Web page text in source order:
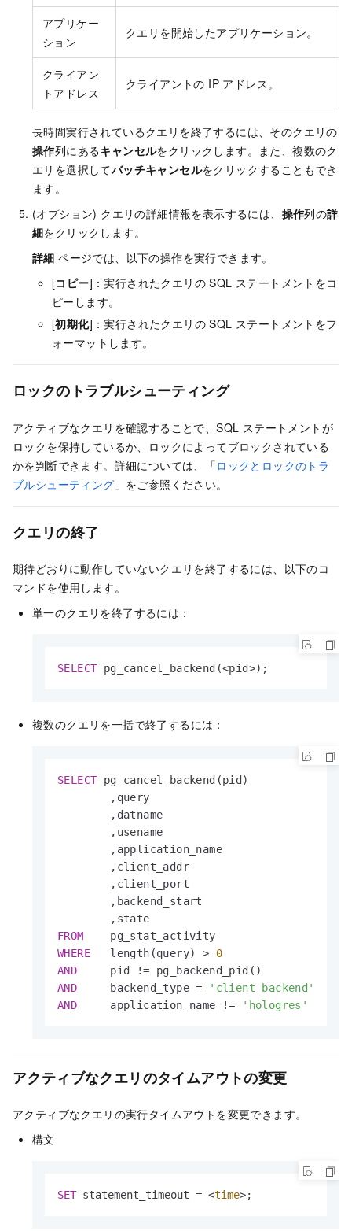
アプリケー
ション
クエリを開始したアプリケーション。
クライアン
トアドレス
クライアントの IP アドレス。
長時間実行されているクエリを終了するには、そのクエリの
操作列にあるキャンセルをクリックします。また、複数のク
エリを選択してバッチキャンセルをクリックすることもでき
ます。
(オプション) クエリの詳細情報を表示するには、 操作列の詳
細をクリックします。
詳細 ページでは、以下の操作を実行できます。
[コピー]：実行されたクエリの SQL ステートメントをコ
ピーします。
[初期化]：実行されたクエリの SQL ステートメントをフ
ォーマットします。
ロックのトラブルシューティング
アクティブなクエリを確認することで、SQL ステートメントが
ロックを保持しているか、ロックによってブロックされている
かを判断できます。詳細については、「ロックとロックのトラ
ブルシューティング 」をご参照ください。
クエリの終了
期待どおりに動作していないクエリを終了するには、以下のコ
マンドを使用します。
単一のクエリを終了するには：
SELECT pg_cancel_backend(<pid>);
複数のクエリを一括で終了するには：
SELECT pg_cancel_backend(pid)
        ,query
        ,datname
        ,usename
        ,application_name
        ,client_addr
        ,client_port
        ,backend_start
FROM
WHERE
   length(query)
>
0
AND
     pid
!=
AND
     backend_type
=
'client backend'
AND
     application_name
!= 'hologres'
アクティブなクエリのタイムアウトの変更
アクティブなクエリの実行タイムアウトを変更できます。
構文
SET statement_timeout = <time>;